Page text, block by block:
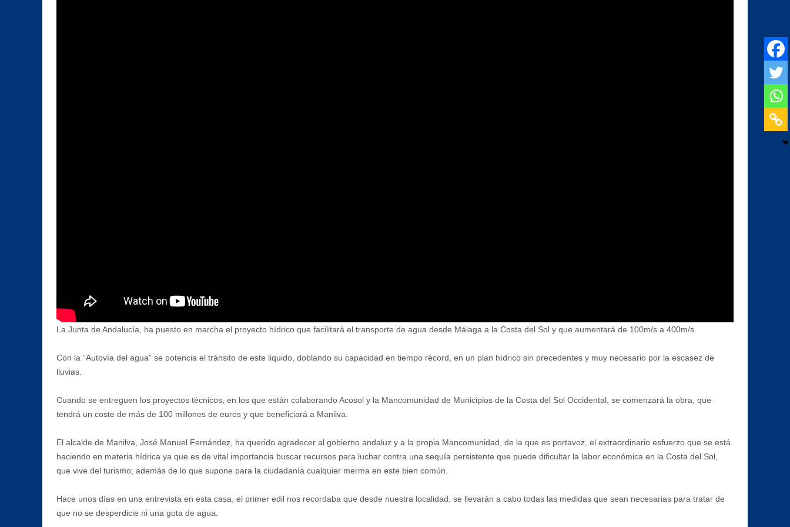
La Junta de Andalucía, ha puesto en marcha el proyecto hídrico que facilitará el transporte de agua desde Málaga a la Costa del Sol y que aumentará de 100m/s a 400m/s.
Con la “Autovía del agua” se potencia el tránsito de este liquido, doblando su capacidad en tiempo récord, en un plan hídrico sin precedentes y muy necesario por la escasez de
lluvias.
Cuando se entreguen los proyectos técnicos, en los que están colaborando Acosol y la Mancomunidad de Municipios de la Costa del Sol Occidental, se comenzará la obra, que
tendrá un coste de más de 100 millones de euros y que beneficiará a Manilva.
El alcalde de Manilva, José Manuel Fernández, ha querido agradecer al gobierno andaluz y a la propia Mancomunidad, de la que es portavoz, el extraordinario esfuerzo que se está
haciendo en materia hídrica ya que es de vital importancia buscar recursos para luchar contra una sequía persistente que puede dificultar la labor económica en la Costa del Sol,
que vive del turismo; además de lo que supone para la ciudadanía cualquier merma en este bien común.
Hace unos días en una entrevista en esta casa, el primer edil nos recordaba que desde nuestra localidad, se llevarán a cabo todas las medidas que sean necesarias para tratar de
que no se desperdicie ni una gota de agua.